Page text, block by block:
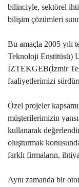
bilinciyle, sektörel
bilişim çözümleri
Bu amaçla 2005 yılı
Teknoloji Enstitüsü)
İZTEKGEB(İzmir
faaliyetlerimizi
Özel projeler
müşterilerimizin
kullanarak
oluşturmak
farklı firmaların,
Aynı zamanda bir